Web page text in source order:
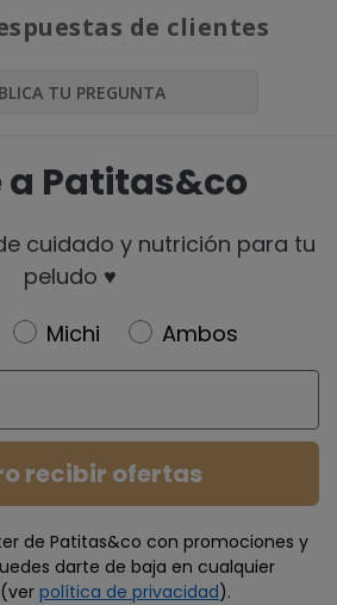
de clientes
TU PREGUNTA
a Patitas&co
cuidado y nutrición para tu
peludo ♥️
Michi
Ambos
recibir ofertas
de Patitas&co con promociones y
darte de baja en cualquier
política de privacidad).